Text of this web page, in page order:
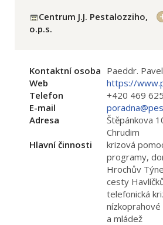
Centrum J.J. Pestalozziho,
o.p.s.
Kontaktní osoba Paeddr.
Web
https://
Telefon
+420 469
E-mail
Adresa
Štěpánkova
Chrudim
Hlavní činnosti
krizová
programy,
Hrochův
cesty
telefonická
a mládež